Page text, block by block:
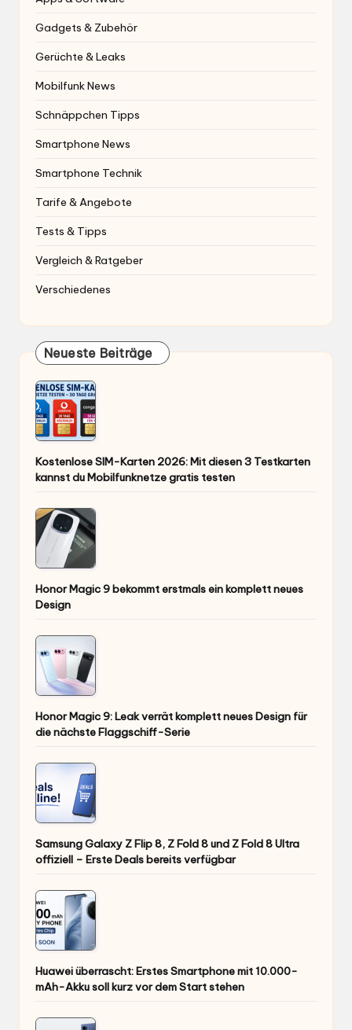
Gadgets & Zubehör
Gerüchte & Leaks
Mobilfunk News
Schnäppchen Tipps
Smartphone News
Smartphone Technik
Tarife & Angebote
Tests & Tipps
Vergleich & Ratgeber
Verschiedenes
Neueste Beiträge
Kostenlose SIM-Karten 2026: Mit diesen 3 Testkarten
kannst du Mobilfunknetze gratis testen
Honor Magic 9 bekommt erstmals ein komplett neues
Design
Honor Magic 9: Leak verrät komplett neues Design für
die nächste Flaggschiff-Serie
Samsung Galaxy Z Flip 8, Z Fold 8 und Z Fold 8 Ultra
offiziell – Erste Deals bereits verfügbar
Huawei überrascht: Erstes Smartphone mit 10.000-
mAh-Akku soll kurz vor dem Start stehen